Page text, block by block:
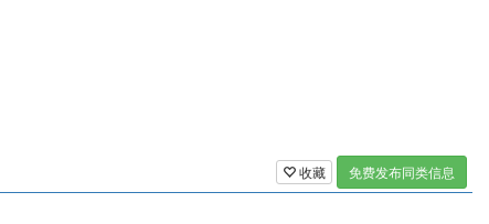
收藏 免费发布同类信息